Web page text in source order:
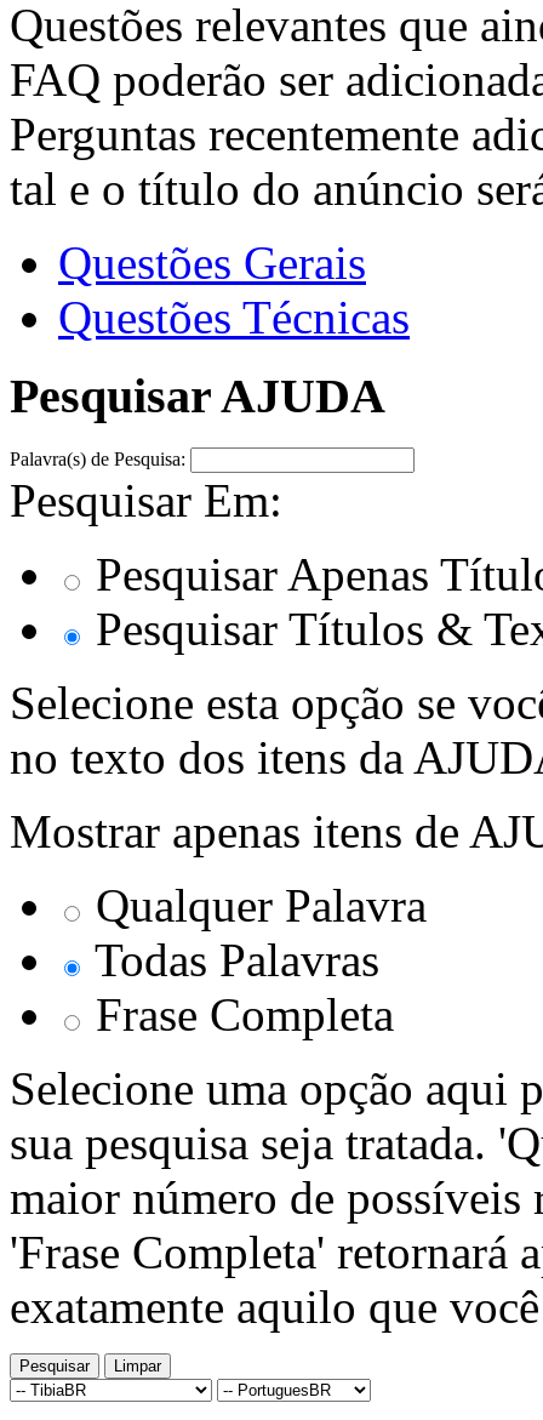
Questões relevantes que
FAQ poderão ser
Perguntas recentemente
tal e o título do anúncio
Questões Gerais
Questões Técnicas
Pesquisar AJUDA
Palavra(s) de Pesquisa:
Pesquisar Em:
Pesquisar Apenas
Pesquisar Títulos &
Selecione esta opção se
no texto dos itens da
Mostrar apenas itens de
Qualquer Palavra
Todas Palavras
Frase Completa
Selecione uma opção aqui
sua pesquisa seja tratada.
maior número de possíveis
'Frase Completa' retornará
exatamente aquilo que